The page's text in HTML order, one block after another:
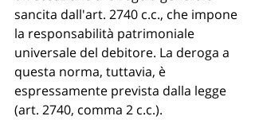
sancita dall'art. 2740 c.c., che impone
la responsabilità patrimoniale
universale del debitore. La deroga a
questa norma, tuttavia, è
espressamente prevista dalla legge
(art. 2740, comma 2 c.c.).